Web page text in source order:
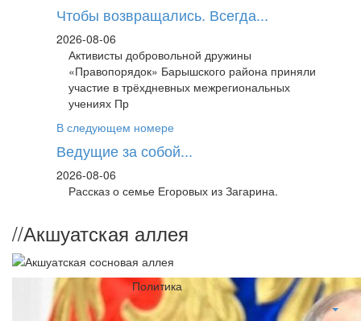
Чтобы возвращались. Всегда...
2026-08-06
Активисты добровольной дружины
«Правопорядок» Барышского района приняли
участие в трёхдневных межрегиональных
учениях Пр
В следующем номере
Ведущие за собой...
2026-08-06
Рассказ о семье Егоровых из Загарина.
//Акшуатская аллея
Политика